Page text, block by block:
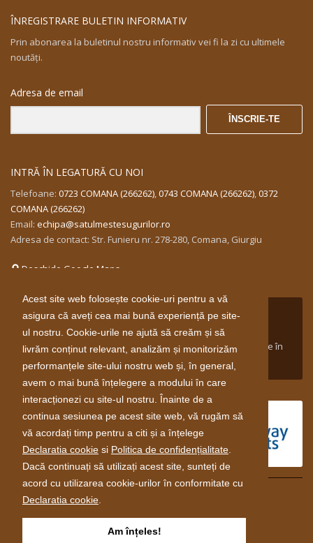
Acest site web folosește cookie-uri pentru a vă
asigura că aveți cea mai bună experiență pe site-
ul nostru. Cookie-urile ne ajută să creăm și să
livrăm conținut relevant, analizăm și monitorizăm
performanțele site-ului nostru web și, în general,
avem o mai bună înțelegere a modului în care
interacționezi cu site-ul nostru. Înainte de a
continua sesiunea pe acest site web, vă rugăm să
vă acordați timp pentru a citi și a înțelege
Declaratia cookie si Politica de confidențialitate
Dacă continuați să utilizați acest site, sunteți de
acord cu utilizarea cookie-urilor în conformitate cu
Declaratia cookie
Am înțeles!
ÎNREGISTRARE BULETIN INFORMATIV
Prin abonarea la buletinul nostru informativ vei fi la zi cu ultimele
noutăţi.
Adresa de email
ÎNSCRIE-TE
INTRĂ ÎN LEGATURĂ CU NOI
Telefoane: 0723 COMANA (266262) 0743 COMANA (266262) 0372
COMANA (266262)
Email: echipa@satulmestesugurilor.ro
Adresa de contact: Str. Funieru nr. 278-280, Comana, Giurgiu
Deschide Google Maps
Proiect susținut între aprilie 2014 și aprilie 2016 de către
Guvernul Norvegiei prin Mecanismul Financiar Norvegian
2009-2014 în cadrul domeniului de finanţare Inovare Verde în
Industria din Romania.
Politică de confidenţialitate Termeni si condiţii